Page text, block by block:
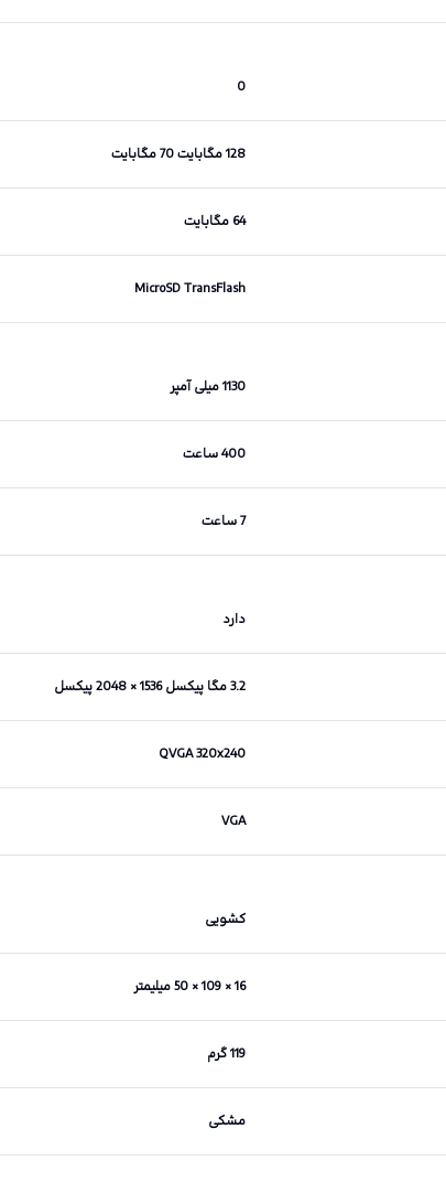
0
128 مگابایت 70 مگابایت
64 مگابایت
MicroSD TransFlash
1130 میلی آمپر
400 ساعت
7 ساعت
دارد
3.2 مگا پیکسل 1536 × 2048 پیکسل
QVGA 320x240
VGA
کشویی
16 × 109 × 50 میلیمتر
119 گرم
مشکی